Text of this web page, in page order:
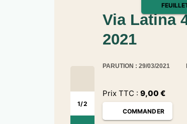
1/2
Via Latina
2021
PARUTION : 29/03/2021
Prix TTC : 9,00 €
COMMANDER